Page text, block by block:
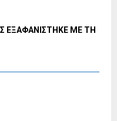
ΕΞΑΦΑΝΙΣΤΗΚΕ ΜΕ ΤΗ